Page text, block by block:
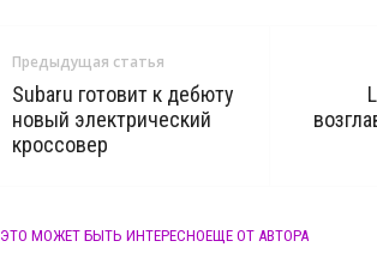
Предыдущая статья
Subaru готовит к дебюту
новый электрический
кроссовер
ЭТО МОЖЕТ БЫТЬ ИНТЕРЕСНОЕЩЕ ОТ АВТОРА